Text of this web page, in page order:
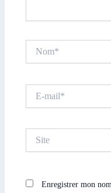
mail*
Enregistrer mon